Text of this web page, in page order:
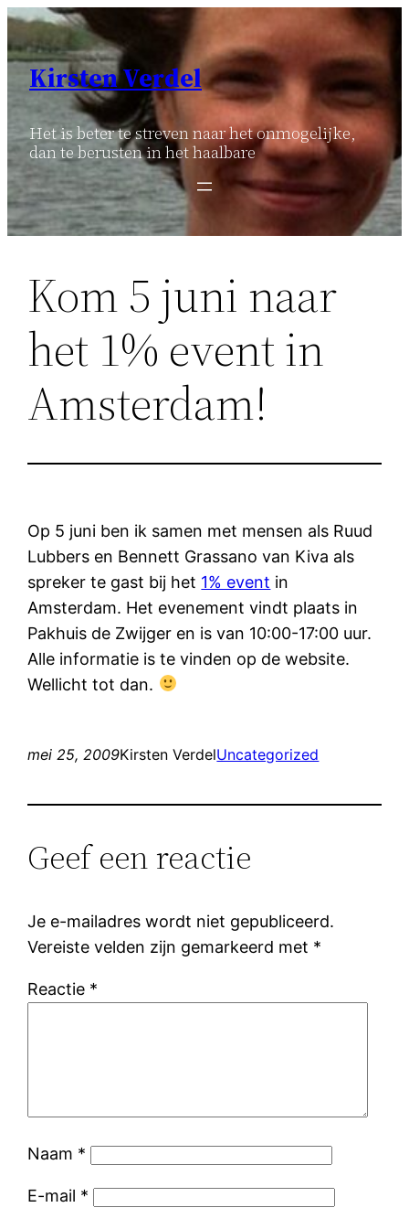
Ga
naar
inhoud
Kirsten Verdel
Het is beter te streven naar het onmogelijke,
dan te berusten in het haalbare
Kom 5 juni naar
het 1% event in
Amsterdam!
Op 5 juni ben ik samen met mensen als Ruud
Lubbers en Bennett Grassano van Kiva als
spreker te gast bij het 1% event in
Amsterdam. Het evenement vindt plaats in
Pakhuis de Zwijger en is van 10:00-17:00 uur.
Alle informatie is te vinden op de website.
Wellicht tot dan.
mei 25, 2009Kirsten VerdelUncategorized
Geef een reactie
Je e-mailadres wordt niet gepubliceerd.
Vereiste velden zijn gemarkeerd met *
Reactie *
Naam *
E-mail *